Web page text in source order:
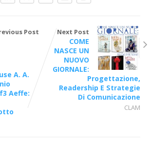
Post
A. A.
Aeffe:
Next Post
COME
NASCE UN
NUOVO
GIORNALE:
Progettazione,
Readership E Strategie
Di Comunicazione
CLAM